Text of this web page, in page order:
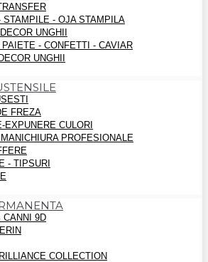
STAMPILE - OJA STAMPILA
UNGHII
- CONFETTI - CAVIAR
UNGHII
FREZA
EXPUNERE CULORI
PROFESIONALE
- TIPSURI
CANNI 9D
COLLECTION